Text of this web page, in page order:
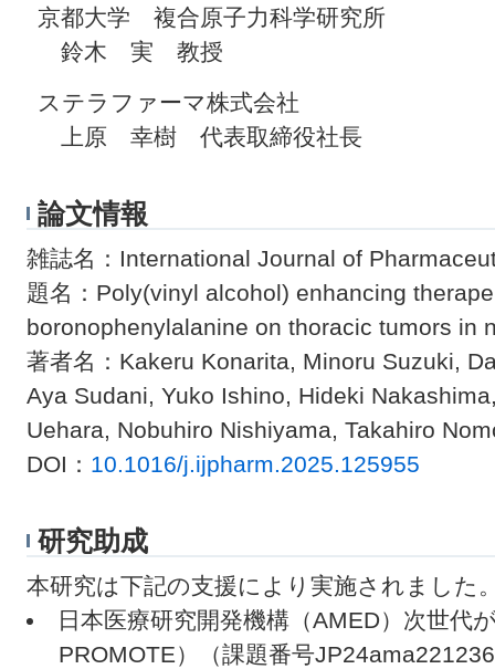
京都大学 複合原子力科学研究所
鈴木 実 教授
ステラファーマ株式会社
上原 幸樹 代表取締役社長
論文情報
雑誌名：International Journal of
題名：Poly(vinyl alcohol) enhancing
boronophenylalanine on thoracic tumors in
著者名：Kakeru Konarita, Minoru Suzuki,
Aya Sudani, Yuko Ishino, Hideki
Uehara, Nobuhiro Nishiyama, Takahiro
DOI： 10.1016/j.ijpharm.2025.125955
研究助成
本研究は下記の支援により実施されました
日本医療研究開発機構（AMED）次世代
PROMOTE）（課題番号